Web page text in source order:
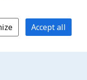
Accept all